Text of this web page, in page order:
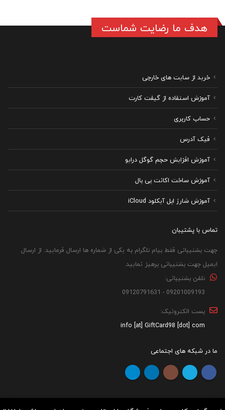
هدف ما رضایت شماست
خرید از سایت های خارجی
آموزش استفاده از گیفت کارت
حساب کاربری
فیک آدرس
آموزش افزایش حجم گوگل درایو
آموزش ساخت اکانت پی پال
آموزش شارژ اپل آیکلود iCloud
تماس با پشتیبان
جهت پشتیبانی فقط پیام تلگرام به یکی از شماره ها ارسال فرمایید. از ارسال
ایمیل جهت پشتیبانی پرهیز نمایید.
تلفن پشتیبانی:
09201009193 - 09120791631
پست الکترونیک:
info [at] GiftCard98 [dot] com
ما در شبکه های اجتماعی